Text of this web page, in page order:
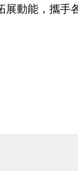
動能，攜手